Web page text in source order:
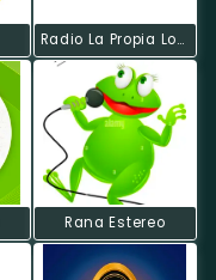
Radio La Propia Loca FM
Rana Estereo